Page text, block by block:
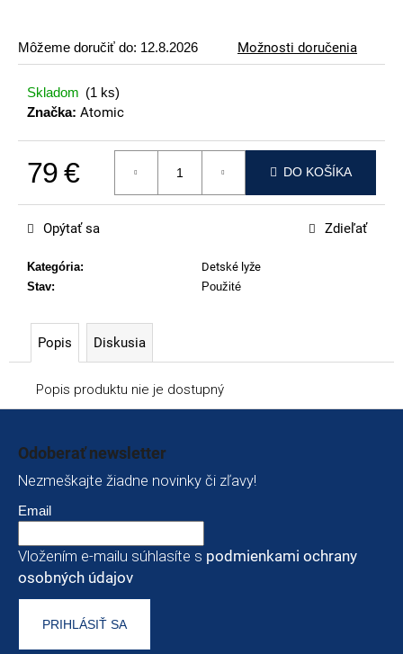
Môžeme doručiť do: 12.8.2026 Možnosti doručenia
Skladom (1 ks)
Značka: Atomic
79 €
Jednotková cena:
DO KOŠÍKA
Kategória:
Detské lyže
Stav: Použité
Opýtať sa Zdieľať
Popis Diskusia
Popis produktu nie je dostupný
o
r
ú
č
e
VOLKL
RACETIGER
SL
WORLDCUP
369
Odoberať newsletter
Nezmeškajte žiadne novinky či zľavy!
Email
Vložením e-mailu súhlasíte s podmienkami ochrany
osobných údajov
PRIHLÁSIŤ SA